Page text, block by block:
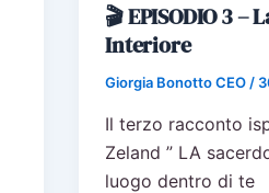
🎬 EPISODIO 3 –
Interiore
Giorgia Bonotto CEO/
Il terzo racconto
Zeland ” LA
luogo dentro di te